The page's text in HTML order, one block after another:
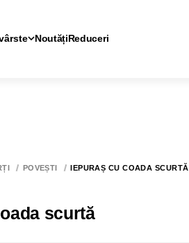
NoutățiReduceri
POVEȘTI IEPURAȘ CU COADA SCURTĂ
scurtă